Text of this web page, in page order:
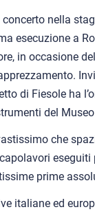
nella
esecuzione a
in occasione
di Fiesole ha
del
che
prime
italiane ed